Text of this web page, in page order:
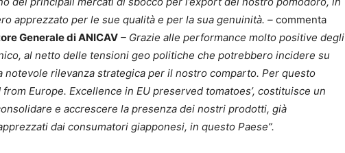
apprezzato per le sue qualità e per la sua genuinità. – commenta
Generale di ANICAV – Grazie alle performance molto positive degli
al netto delle tensioni geo politiche che potrebbero incidere su
notevole rilevanza strategica per il nostro comparto. Per questo
Europe. Excellence in EU preserved tomatoes’, costituisce un
e accrescere la presenza dei nostri prodotti, già
dai consumatori giapponesi, in questo Paese”.